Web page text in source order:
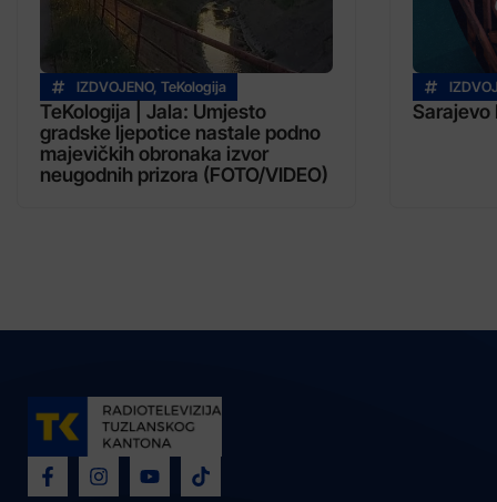
IZDVOJENO, TeKologija
TeKologija | Jala: Umjesto
gradske ljepotice nastale podno
majevičkih obronaka izvor
neugodnih prizora (FOTO/VIDEO)
Sarajevo